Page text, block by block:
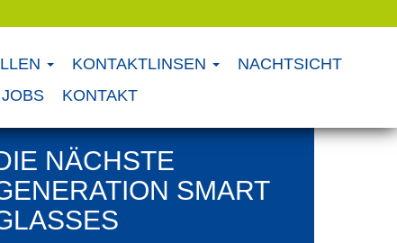
KONTAKTLINSEN
NACHTSICHT
JOBS KONTAKT
NÄCHSTE
SMART